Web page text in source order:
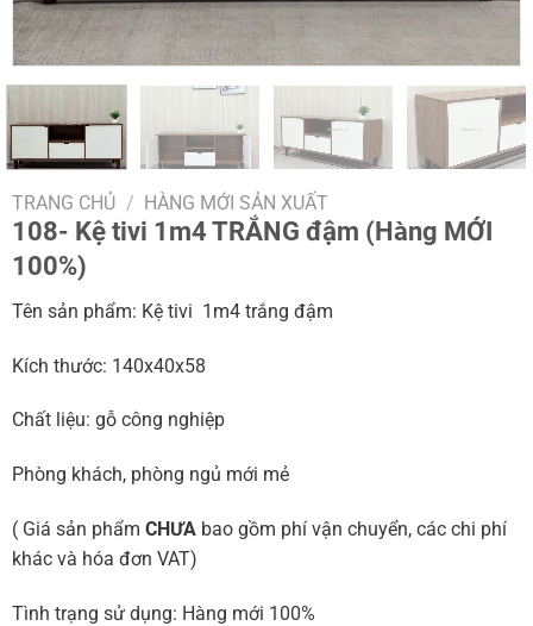
TRANG CHỦ / HÀNG MỚI SẢN XUẤT
108- Kệ tivi 1m4 TRẮNG đậm (Hàng MỚI
100%)
Tên sản phẩm: Kệ tivi 1m4 trắng đậm
Kích thước: 140x40x58
Chất liệu: gỗ công nghiệp
Phòng khách, phòng ngủ mới mẻ
( Giá sản phẩm CHƯAbao gồm phí vận chuyển, các chi phí
khác và hóa đơn VAT)
Tình trạng sử dụng: Hàng mới 100%